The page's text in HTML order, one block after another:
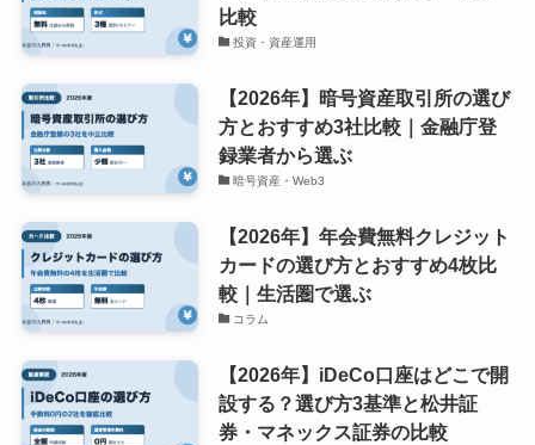
比較
投資・資産運用
【2026年】暗号資産取引所の選び
方とおすすめ3社比較｜金融庁登
録業者から選ぶ
暗号資産・Web3
【2026年】年会費無料クレジット
カードの選び方とおすすめ4枚比
較｜生活圏で選ぶ
コラム
【2026年】iDeCo口座はどこで開
設する？選び方3基準と松井証
券・マネックス証券の比較